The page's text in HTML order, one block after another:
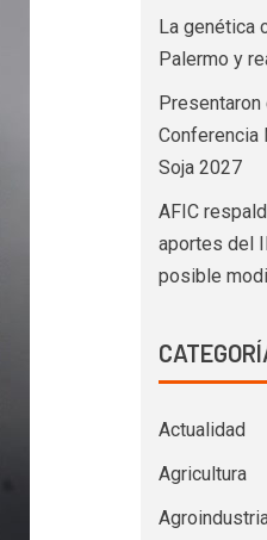
La genética
Palermo y
Presentaron
Conferencia
Soja 2027
AFIC
aportes del
posible
Actualidad
Agricultura